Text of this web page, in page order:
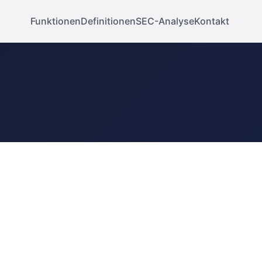
FunktionenDefinitionenSEC-AnalyseKontakt